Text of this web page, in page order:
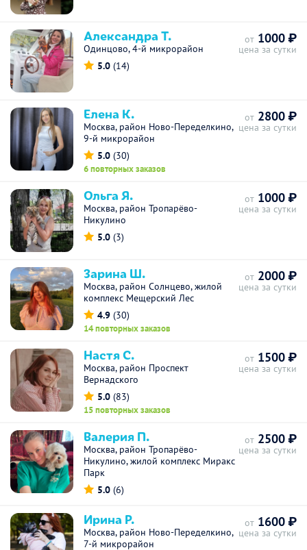
Александра Т.
Одинцово, 4-й микрорайон
5.0 (14)
от 1000 ₽
цена за сутки
Елена К.
Москва, район Ново-Переделкино,
9-й микрорайон
5.0 (30)
6 повторных заказов
от 2800 ₽
цена за сутки
Ольга Я.
Москва, район Тропарёво-
Никулино
5.0 (3)
от 1000 ₽
цена за сутки
Зарина Ш.
Москва, район Солнцево, жилой
комплекс Мещерский Лес
4.9 (30)
14 повторных заказов
от 2000 ₽
цена за сутки
Настя С.
Москва, район Проспект
Вернадского
5.0 (83)
15 повторных заказов
от 1500 ₽
цена за сутки
Валерия П.
Москва, район Тропарёво-
Никулино, жилой комплекс Миракс
Парк
5.0 (6)
от 2500 ₽
цена за сутки
Ирина Р.
Москва, район Ново-Переделкино,
7-й микрорайон
от 1600 ₽
цена за сутки